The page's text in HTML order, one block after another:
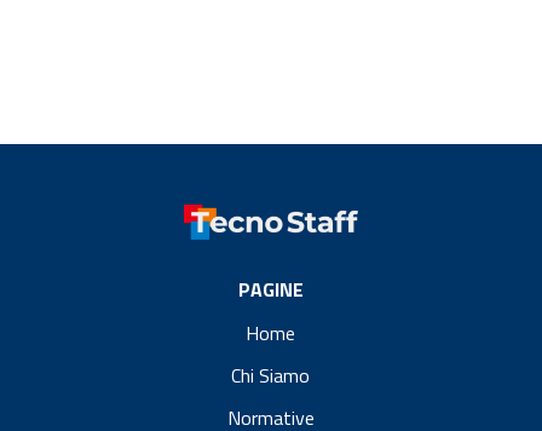
PAGINE
Home
Chi Siamo
Normative